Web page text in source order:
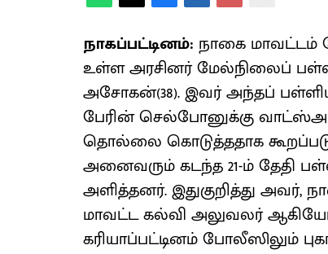
நாகப்பட்டினம்: நாகை மாவட்டம்
உள்ள அரசினர் மேல்நிலைப்
அசோகன்(38). இவர் அந்தப்
பேரின் செல்போனுக்கு
தொல்லை கொடுத்ததாக
அனைவரும் கடந்த 21-ம் தேதி
அளித்தனர். இதுகுறித்து அவர்,
மாவட்ட கல்வி அலுவலர்
கரியாப்பட்டினம் போலீஸிலும்